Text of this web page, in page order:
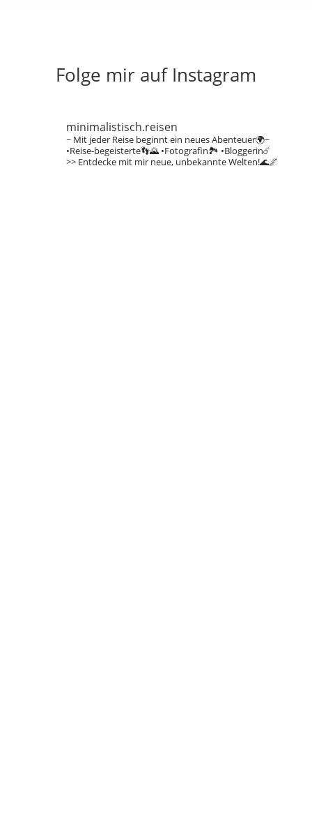
Folge mir auf Instagram
minimalistisch.reisen
~ Mit jeder Reise beginnt ein neues Abenteuer🌍~
•Reise-begeisterte👣🌄•Fotografin🏞️ •Bloggerin☄️
>> Entdecke mit mir neue, unbekannte Welten!🌊🌌